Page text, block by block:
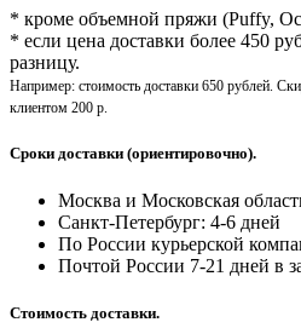
* кроме объемной пряжи (Puffy,
* если цена доставки более 450
разницу.
Например: стоимость доставки 650 рублей.
клиентом 200 р.
Сроки доставки (ориентировочно).
Москва и Московская
Санкт-Петербург: 4-6 дней
По России курьерской
Почтой России 7-21 дней в
Стоимость доставки.